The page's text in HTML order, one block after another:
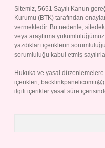
Sitemiz, 5651 Sayılı Kanun
Kurumu (BTK) tarafından
vermektedir. Bu nedenle,
veya araştırma
yazdıkları içeriklerin
sorumluluğu kabul etmiş
Hukuka ve yasal
içerikleri,
ilgili içerikler yasal süre